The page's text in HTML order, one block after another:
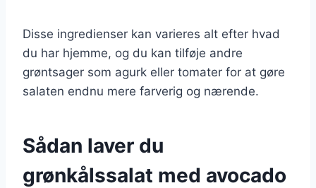
Disse ingredienser kan varieres alt efter hvad
du har hjemme, og du kan tilføje andre
grøntsager som agurk eller tomater for at gøre
salaten endnu mere farverig og nærende.
Sådan laver du
grønkålssalat med avocado